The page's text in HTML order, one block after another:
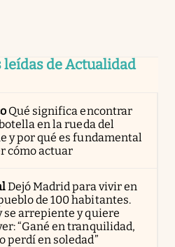
leídas de Actualidad
Qué significa encontrar
en la rueda del
y por qué es fundamental
cómo actuar
Dejó Madrid para vivir en
de 100 habitantes.
se arrepiente y quiere
“Gané en tranquilidad,
perdí en soledad”